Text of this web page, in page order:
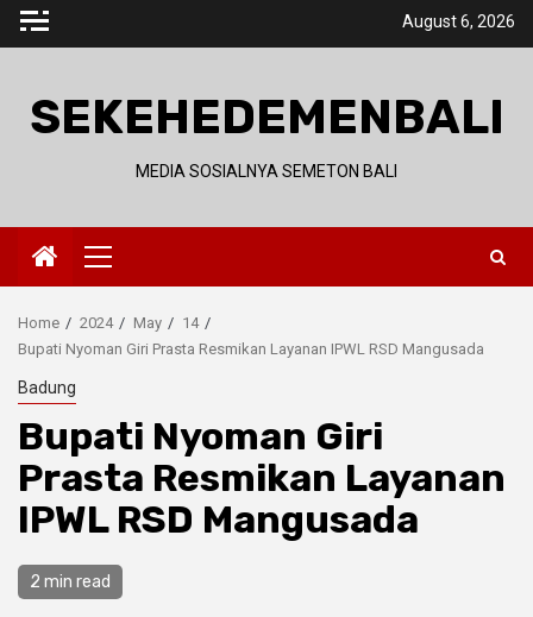
Skip
August 6, 2026
SEKEHEDEMENBALI
MEDIA SOSIALNYA SEMETON BALI
Primary
Menu
Home 2024 May
14
Bupati Nyoman Giri Prasta Resmikan Layanan IPWL RSD Mangusada
Badung
Bupati Nyoman Giri
Prasta Resmikan Layanan
IPWL RSD Mangusada
2 min read